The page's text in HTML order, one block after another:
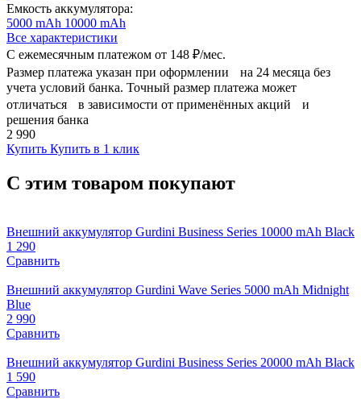
Емкость аккумулятора:
5000 mAh 10000 mAh
Все характеристики
С ежемесячным платежом от 148 ₽/мес.
Размер платежа указан при оформлении на 24 месяца без
учета условий банка. Точный размер платежа может
отличаться в зависимости от применённых акций и
решения банка
2 990
Купить Купить в 1 клик
С этим товаром покупают
Внешний аккумулятор Gurdini Business Series 10000 mAh Black
1 290
Сравнить
Внешний аккумулятор Gurdini Wave Series 5000 mAh Midnight
Blue
2 990
Сравнить
Внешний аккумулятор Gurdini Business Series 20000 mAh Black
1 590
Сравнить